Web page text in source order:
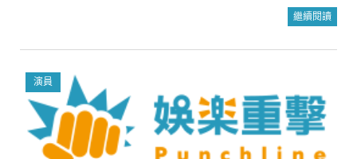
繼續閱讀
演員